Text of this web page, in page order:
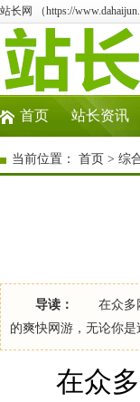
站长网 （https://
首页 站长资讯
当前位置： 首页 > 综
导读：
在众多网
的爽快网游，无论你
在众多